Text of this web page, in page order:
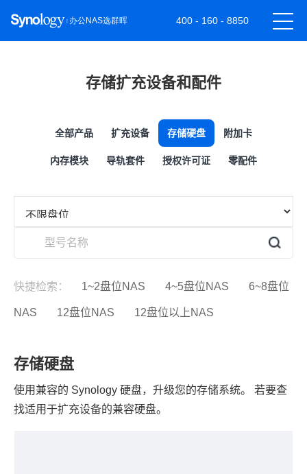
400 - 160 - 8850
存储扩充设备和配件
全部产品 扩充设备 存储硬盘 附加卡
内存模块 导轨套件 授权许可证 零配件
快捷检索： 1~2盘位NAS 4~5盘位NAS 6~8盘位
NAS 12盘位NAS 12盘位以上NAS
存储硬盘
使用兼容的 Synology 硬盘，升级您的存储系统。 若要查
找适用于扩充设备的兼容硬盘。